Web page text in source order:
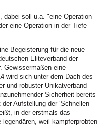
dabei soll u.a. "eine Operation
eine Operation in der Tiefe
Begeisterung für die neue
Eliteverband der
Gewissermaßen eine
wird sich unter dem Dach des
und robuster Unikatverband
Sicherheit bereits
Aufstellung der ‘Schnellen
in der erstmals das
weil kampferprobten